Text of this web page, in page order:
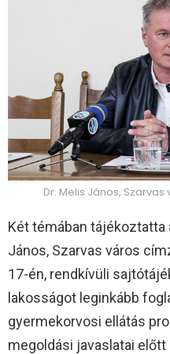
Dr. Melis János,
Két témában
János, Szarvas város
17-én, rendkívüli
lakosságot leginkább
gyermekorvosi ellátás
megoldási javaslatai